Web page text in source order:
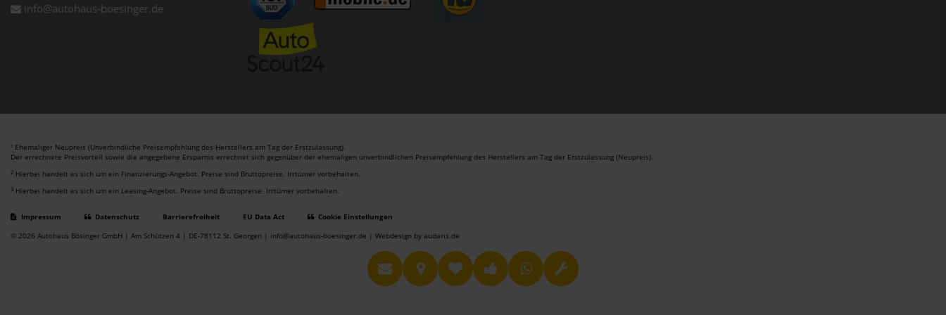
info@autohaus-boesinger.de
1 Ehemaliger Neupreis (Unverbindliche Preisempfehlung des Herstellers am Tag der Erstzulassung).
Der errechnete Preisvorteil sowie die angegebene Ersparnis errechnet sich gegenüber der ehemaligen unverbindlichen Preisempfehlung des Herstellers am Tag der Erstzulassung (Neupreis).
2 Hierbei handelt es sich um ein Finanzierungs-Angebot. Preise sind Bruttopreise. Irrtümer vorbehalten.
3 Hierbei handelt es sich um ein Leasing-Angebot. Preise sind Bruttopreise. Irrtümer vorbehalten.
Impressum Datenschutz Barrierefreiheit EU Data Act
Cookie Einstellungen
© 2026 Autohaus Bösinger GmbH | Am Schützen 4 | DE-78112 St. Georgen | info@autohaus-boesinger.de | Webdesign by audaris.de